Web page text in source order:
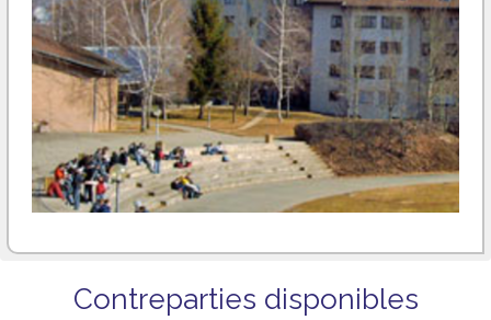
Contreparties disponibles